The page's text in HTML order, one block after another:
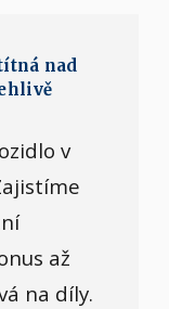
nad
v
až
na díly.